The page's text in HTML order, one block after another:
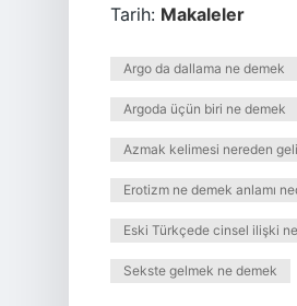
Tarih: Makaleler
Argo da dallama ne demek
Argoda üçün biri ne demek
Azmak kelimesi nereden
Erotizm ne demek anlamı
Eski Türkçede cinsel ilişki
Sekste gelmek ne demek